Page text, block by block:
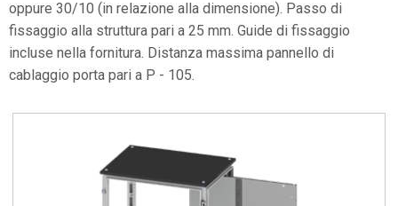
oppure 30/10 (in relazione alla dimensione). Passo di
fissaggio alla struttura pari a 25 mm. Guide di fissaggio
incluse nella fornitura. Distanza massima pannello di
cablaggio porta pari a P - 105.